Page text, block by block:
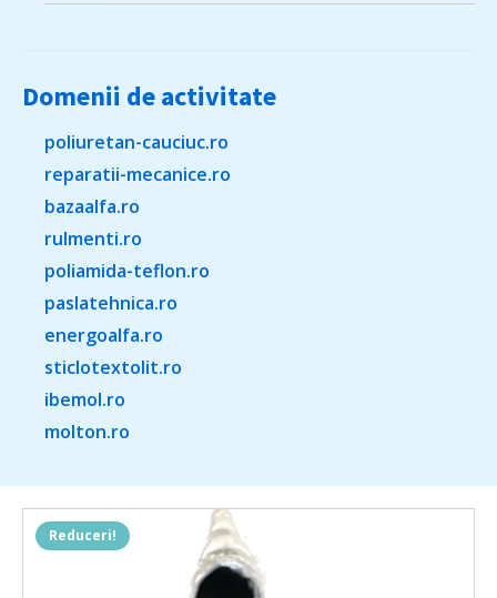
Domenii de activitate
poliuretan-cauciuc.ro
reparatii-mecanice.ro
bazaalfa.ro
rulmenti.ro
poliamida-teflon.ro
paslatehnica.ro
energoalfa.ro
sticlotextolit.ro
ibemol.ro
molton.ro
Reduceri!